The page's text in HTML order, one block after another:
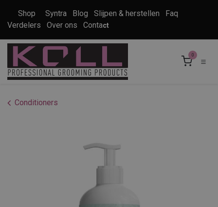
Shop Syntra Blog Slijpen & herstellen
Faq
Verdelers
Over ons Contact
0
Conditioners